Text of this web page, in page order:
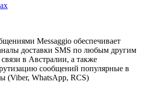
Messaggio обеспечивает
доставки SMS по любым другим
в Австралии, а также
сообщений популярные в
(Viber, WhatsApp, RCS)